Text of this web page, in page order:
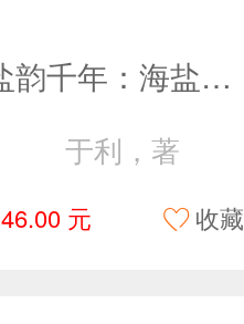
盐韵千年：海盐文化的传承与创新
于利，著
46.00 元 收藏